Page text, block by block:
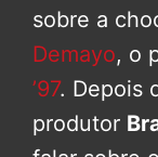
sobre a
Demayo, o
’97. Depois
produtor